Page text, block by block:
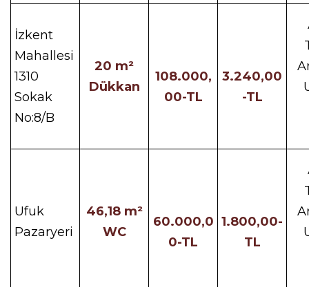
İzkent
Mahallesi
1310
Sokak
No:8/B
20 m²
Dükkan
108.000,
00-TL
3.240,00
-TL
Ufuk
Pazaryeri
46,18 m²
WC
60.000,0
0-TL
1.800,00-
TL